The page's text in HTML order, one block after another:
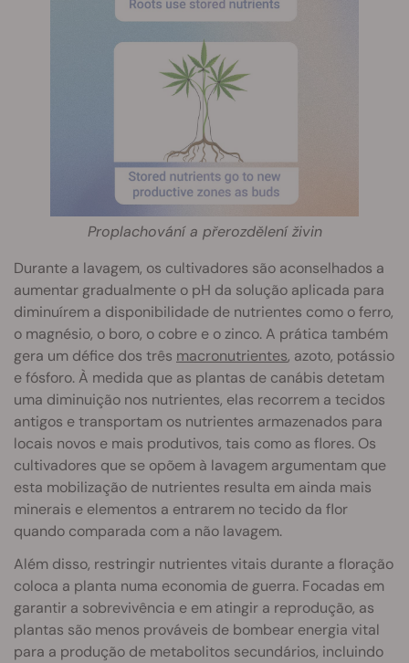
Proplachování a přerozdělení živin
Durante a lavagem, os cultivadores são aconselhados a
aumentar gradualmente o pH da solução aplicada para
diminuírem a disponibilidade de nutrientes como o ferro,
o magnésio, o boro, o cobre e o zinco. A prática também
gera um défice dos três macronutrientes, azoto, potássio
e fósforo. À medida que as plantas de canábis detetam
uma diminuição nos nutrientes, elas recorrem a tecidos
antigos e transportam os nutrientes armazenados para
locais novos e mais produtivos, tais como as flores. Os
cultivadores que se opõem à lavagem argumentam que
esta mobilização de nutrientes resulta em ainda mais
minerais e elementos a entrarem no tecido da flor
quando comparada com a não lavagem.
Além disso, restringir nutrientes vitais durante a floração
coloca a planta numa economia de guerra. Focadas em
garantir a sobrevivência e em atingir a reprodução, as
plantas são menos prováveis de bombear energia vital
para a produção de metabolitos secundários, incluindo